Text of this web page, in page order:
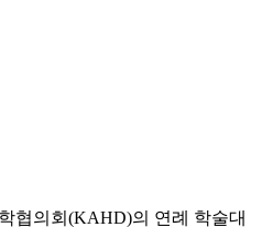
협의회(KAHD)의 연례 학술대